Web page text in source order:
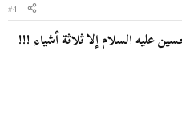
#4
السلام إلا ثلاثة أشياء !!!